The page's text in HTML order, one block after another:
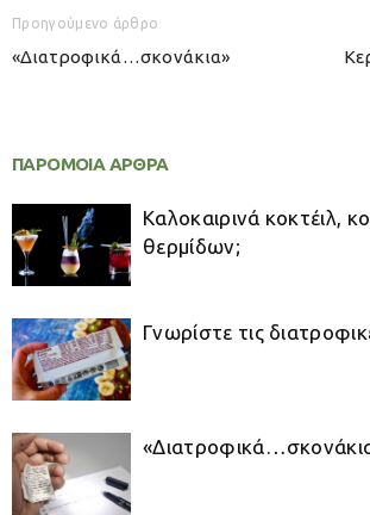
Προηγούμενο άρθρο
«Διατροφικά…σκονάκια»
ΠΑΡΟΜΟΙΑ ΑΡΘΡΑ
Καλοκαιρινά κοκτέιλ,
θερμίδων;
Γνωρίστε τις